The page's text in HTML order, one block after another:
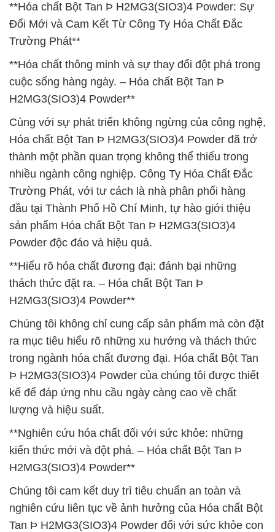
**Hóa chất Bột Tan Þ H2MG3(SIO3)4 Powder: Sự
Đổi Mới và Cam Kết Từ Công Ty Hóa Chất Đắc
Trường Phát**
**Hóa chất thông minh và sự thay đổi đột phá trong
cuộc sống hàng ngày. – Hóa chất Bột Tan Þ
H2MG3(SIO3)4 Powder**
Cùng với sự phát triển không ngừng của công nghệ,
Hóa chất Bột Tan Þ H2MG3(SIO3)4 Powder đã trở
thành một phần quan trọng không thể thiếu trong
nhiều ngành công nghiệp. Công Ty Hóa Chất Đắc
Trường Phát, với tư cách là nhà phân phối hàng
đầu tại Thành Phố Hồ Chí Minh, tự hào giới thiệu
sản phẩm Hóa chất Bột Tan Þ H2MG3(SIO3)4
Powder độc đáo và hiệu quả.
**Hiểu rõ hóa chất đương đại: đánh bại những
thách thức đặt ra. – Hóa chất Bột Tan Þ
H2MG3(SIO3)4 Powder**
Chúng tôi không chỉ cung cấp sản phẩm mà còn đặt
ra mục tiêu hiểu rõ những xu hướng và thách thức
trong ngành hóa chất đương đại. Hóa chất Bột Tan
Þ H2MG3(SIO3)4 Powder của chúng tôi được thiết
kế để đáp ứng nhu cầu ngày càng cao về chất
lượng và hiệu suất.
**Nghiên cứu hóa chất đối với sức khỏe: những
kiến thức mới và đột phá. – Hóa chất Bột Tan Þ
H2MG3(SIO3)4 Powder**
Chúng tôi cam kết duy trì tiêu chuẩn an toàn và
nghiên cứu liên tục về ảnh hưởng của Hóa chất Bột
Tan Þ H2MG3(SIO3)4 Powder đối với sức khỏe con